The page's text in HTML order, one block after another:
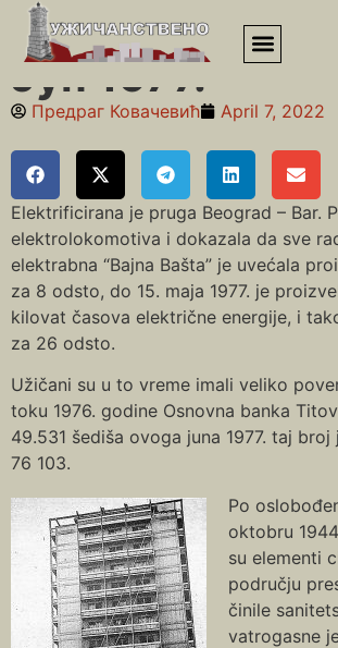
Почетна»Седамдесете»Јун 1977.
Јун 1977.
Предраг Ковачевић April 7, 2022
Elektrificirana je pruga Beograd – Bar.
elektrolokomotiva i dokazala da sve
elektrabna “Bajna Bašta” je uvećala
za 8 odsto, do 15. maja 1977. je
kilovat časova električne energije, i
za 26 odsto.
Užičani su u to vreme imali veliko
toku 1976. godine Osnovna banka
49.531 šediša ovoga juna 1977. taj
76 103.
Po
oktobru
su elementi
području
činile
vatrogasne